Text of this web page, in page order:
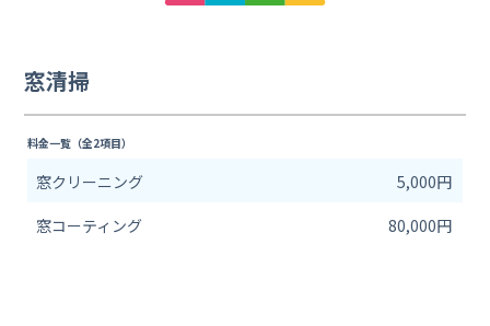
窓清掃
料金一覧（全2項目）
窓クリーニング
5,000円
窓コーティング
80,000円